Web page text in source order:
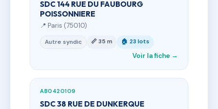
SDC 144 RUE DU FAUBOURG
POISSONNIERE
📍 Paris (75010)
Autre syndic 📏 35 m 🏠 23 lots
Voir la fiche →
AB0420109
SDC 38 RUE DE DUNKERQUE